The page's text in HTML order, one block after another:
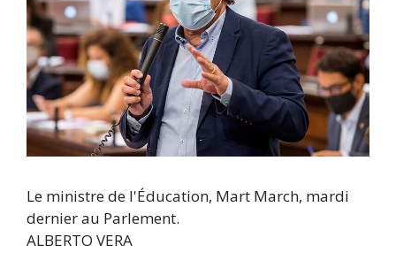
Le ministre de l'Éducation, Mart March, mardi
dernier au Parlement.
ALBERTO VERA